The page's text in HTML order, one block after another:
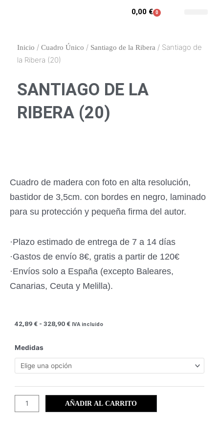
0,00 € 0
Carrito
Inicio / Cuadro Único / Santiago de la Ribera / Santiago de
la Ribera (20)
SANTIAGO DE LA
RIBERA (20)
Cuadro de madera con foto en alta resolución,
bastidor de 3,5cm. con bordes en negro, laminado
para su protección y pequeña firma del autor.
·Plazo estimado de entrega de 7 a 14 días
·Gastos de envío 8€, gratis a partir de 120€
·Envíos solo a España (excepto Baleares,
Canarias, Ceuta y Melilla).
42,89€ - 328,90€Rango
42,89 €
328,90 €
IVA incluido
Medidas
Santiago
de
(20)
cantidad
AÑADIR AL CARRITO